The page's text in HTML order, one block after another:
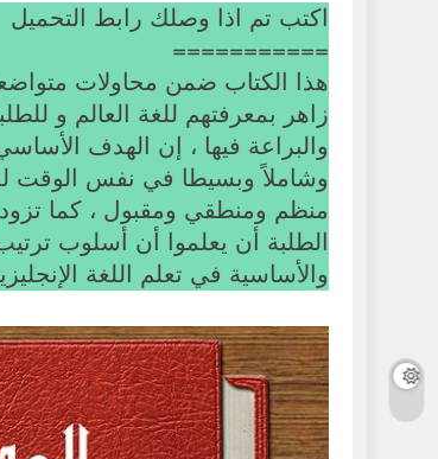
اكتب تم اذا وصلك رابط التحميل
===========
هذا الكتاب ضمن محاولات
زاهر بمعرفتهم للغة العالم و
والبراعة فيها ، إن الهدف
وشاملاً وبسيطا في نفس الوقت
منظم ومنطقي ومقبول ، كما
الطلبة أن يعلموا أن أسلوب
والأساسية في تعلم اللغة